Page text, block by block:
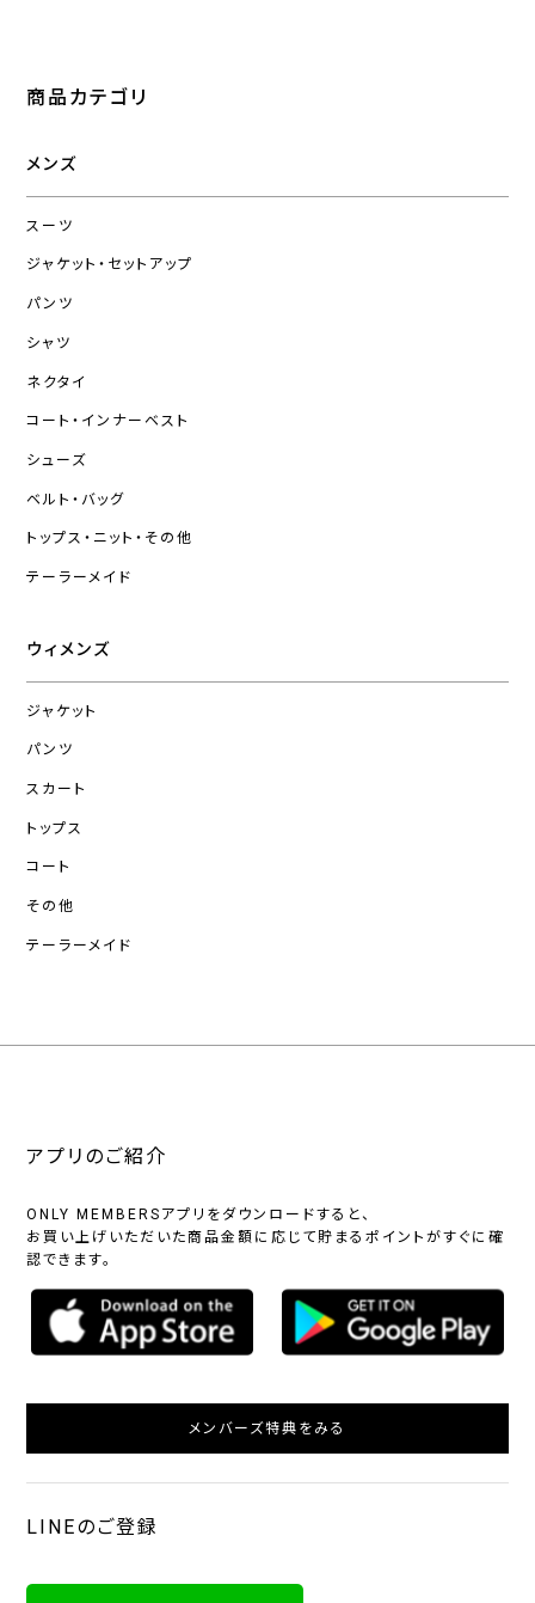
商品カテゴリ
メンズ
スーツ
ジャケット・セットアップ
パンツ
シャツ
ネクタイ
コート・インナーベスト
シューズ
ベルト・バッグ
トップス・ニット・その他
テーラーメイド
ウィメンズ
ジャケット
パンツ
スカート
トップス
コート
その他
テーラーメイド
アプリのご紹介
ONLY MEMBERSアプリをダウンロードすると、
お買い上げいただいた商品金額に応じて貯まるポイントがすぐに確
認できます。
メンバーズ特典をみる
LINEのご登録